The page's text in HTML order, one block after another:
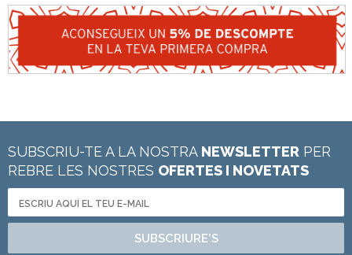
SUBSCRIU-TE A LA NOSTRA NEWSLETTER PER
REBRE LES NOSTRES OFERTES I NOVETATS
SUBSCRIURE'S